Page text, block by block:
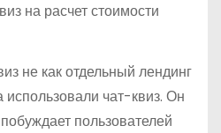
на расчет стоимости
не как отдельный лендинг
чат-квиз. Он
пользователей